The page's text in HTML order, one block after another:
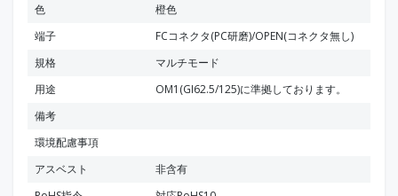
色
橙色
端子
FCコネクタ(PC研磨)/OPEN(コネクタ無し)
規格
マルチモード
用途
OM1(GI62.5/125)に準拠しております。
備考
環境配慮事項
アスベスト
非含有